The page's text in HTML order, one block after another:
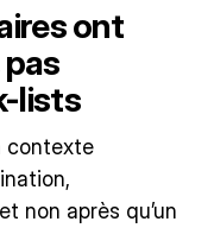
ont
lists
contexte
non après qu’un